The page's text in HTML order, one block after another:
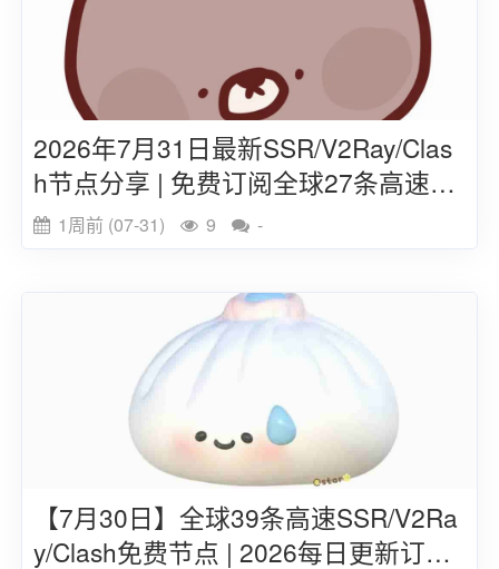
2026年7月31日最新SSR/V2Ray/Clas
h节点分享 | 免费订阅全球27条高速线
路 1周前 (07-31) 9 -
【7月30日】全球39条高速SSR/V2Ra
y/Clash免费节点 | 2026每日更新订阅